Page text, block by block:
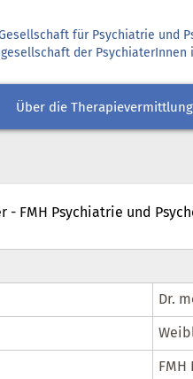
für Psychiatrie und
der PsychiaterInnen
Über die Therapievermittlung
- FMH Psychiatrie und
Dr.